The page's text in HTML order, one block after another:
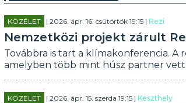
KÖZÉLET | 2026. ápr. 16. csütörtök 19:15 | Rezi
Nemzetközi projekt zárult
Továbbra is tart a klímakonferencia.
amelyben több mint húsz partner vett
KÖZÉLET | 2026. ápr. 15. szerda 19:15 | Keszthely